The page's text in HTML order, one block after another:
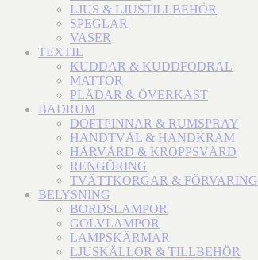
LJUS & LJUSTILLBEHÖR
SPEGLAR
VASER
TEXTIL
KUDDAR & KUDDFODRAL
MATTOR
PLÄDAR & ÖVERKAST
BADRUM
DOFTPINNAR & RUMSPRAY
HANDTVÅL & HANDKRÄM
HÅRVÅRD & KROPPSVÅRD
RENGÖRING
TVÄTTKORGAR & FÖRVARING
BELYSNING
BORDSLAMPOR
GOLVLAMPOR
LAMPSKÄRMAR
LJUSKÄLLOR & TILLBEHÖR